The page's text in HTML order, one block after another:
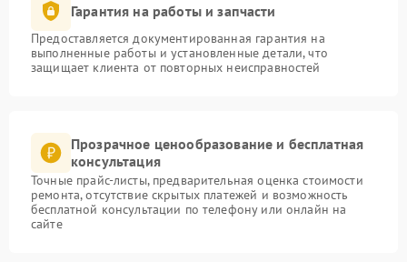
Гарантия на работы и запчасти
Предоставляется документированная гарантия на
выполненные работы и установленные детали, что
защищает клиента от повторных неисправностей
Прозрачное ценообразование и бесплатная
консультация
Точные прайс-листы, предварительная оценка стоимости
ремонта, отсутствие скрытых платежей и возможность
бесплатной консультации по телефону или онлайн на
сайте